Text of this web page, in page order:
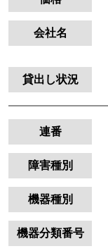
会社名
貸出し状況
連番
障害種別
機器種別
機器分類番号